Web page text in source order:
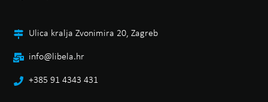
Ulica kralja Zvonimira 20, Zagreb
info@libela.hr
+385 91 4343 431